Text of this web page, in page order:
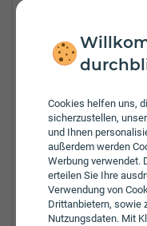
Cookies helfen uns,
sicherzustellen,
und Ihnen
außerdem werden
Werbung verwendet.
erteilen Sie Ihre
Verwendung von
Drittanbietern, sowie
Nutzungsdaten. Mit
Öffnungszeiten:
8:00 - 13:00 Uhr
8:00 - 13:00 Uhr
8:00 - 13:00 Uhr
8:00 - 13:00 Uhr
Zulassungsbezirke:
Kitzbühel
Kufstein
Schwaz